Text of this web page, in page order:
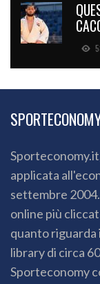
applicata
settembre
online più
quanto riguarda
library di circa
Sporteconomy